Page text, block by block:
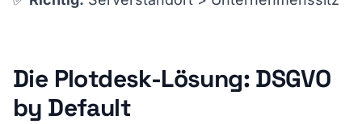
Die Plotdesk-Lösung: DSGVO
by Default